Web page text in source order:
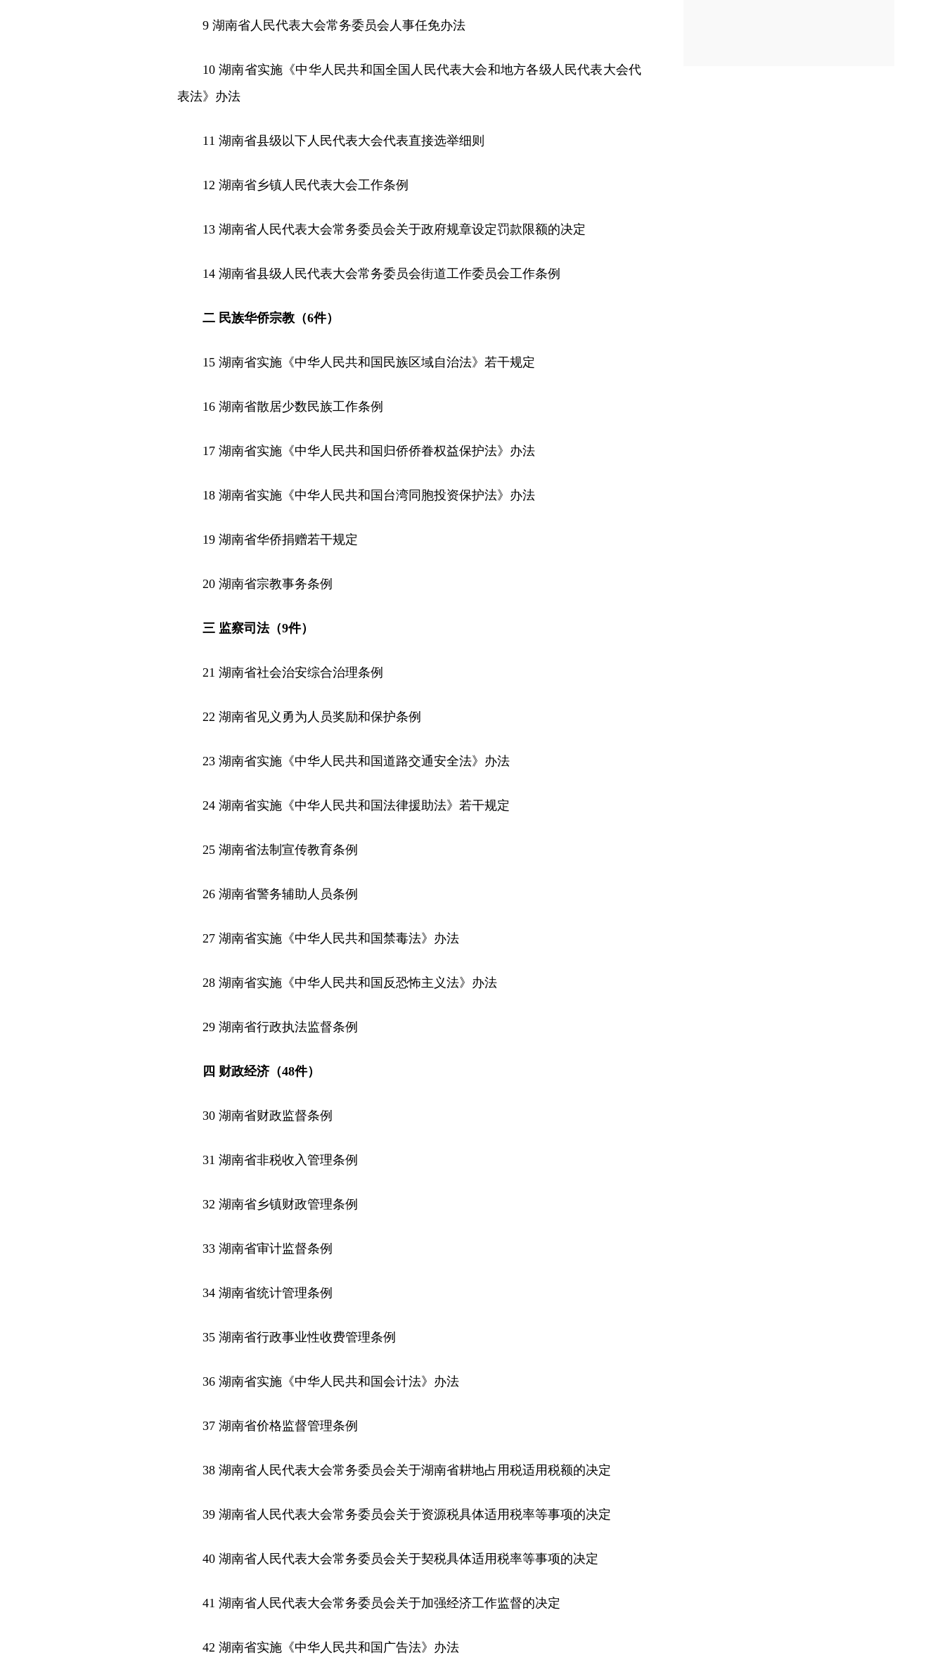
9 湖南省人民代表大会常务委员会人事任免办法
10 湖南省实施《中华人民共和国全国人民代表大会和地方各级人民代表大会代
表法》办法
11 湖南省县级以下人民代表大会代表直接选举细则
12 湖南省乡镇人民代表大会工作条例
13 湖南省人民代表大会常务委员会关于政府规章设定罚款限额的决定
14 湖南省县级人民代表大会常务委员会街道工作委员会工作条例
二 民族华侨宗教（6件）
15 湖南省实施《中华人民共和国民族区域自治法》若干规定
16 湖南省散居少数民族工作条例
17 湖南省实施《中华人民共和国归侨侨眷权益保护法》办法
18 湖南省实施《中华人民共和国台湾同胞投资保护法》办法
19 湖南省华侨捐赠若干规定
20 湖南省宗教事务条例
三 监察司法（9件）
21 湖南省社会治安综合治理条例
22 湖南省见义勇为人员奖励和保护条例
23 湖南省实施《中华人民共和国道路交通安全法》办法
24 湖南省实施《中华人民共和国法律援助法》若干规定
25 湖南省法制宣传教育条例
26 湖南省警务辅助人员条例
27 湖南省实施《中华人民共和国禁毒法》办法
28 湖南省实施《中华人民共和国反恐怖主义法》办法
29 湖南省行政执法监督条例
四 财政经济（48件）
30 湖南省财政监督条例
31 湖南省非税收入管理条例
32 湖南省乡镇财政管理条例
33 湖南省审计监督条例
34 湖南省统计管理条例
35 湖南省行政事业性收费管理条例
36 湖南省实施《中华人民共和国会计法》办法
37 湖南省价格监督管理条例
38 湖南省人民代表大会常务委员会关于湖南省耕地占用税适用税额的决定
39 湖南省人民代表大会常务委员会关于资源税具体适用税率等事项的决定
40 湖南省人民代表大会常务委员会关于契税具体适用税率等事项的决定
41 湖南省人民代表大会常务委员会关于加强经济工作监督的决定
42 湖南省实施《中华人民共和国广告法》办法